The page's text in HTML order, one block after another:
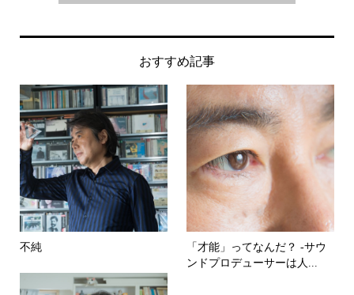
おすすめ記事
不純
「才能」ってなんだ？ -サウ
ンドプロデューサーは人...